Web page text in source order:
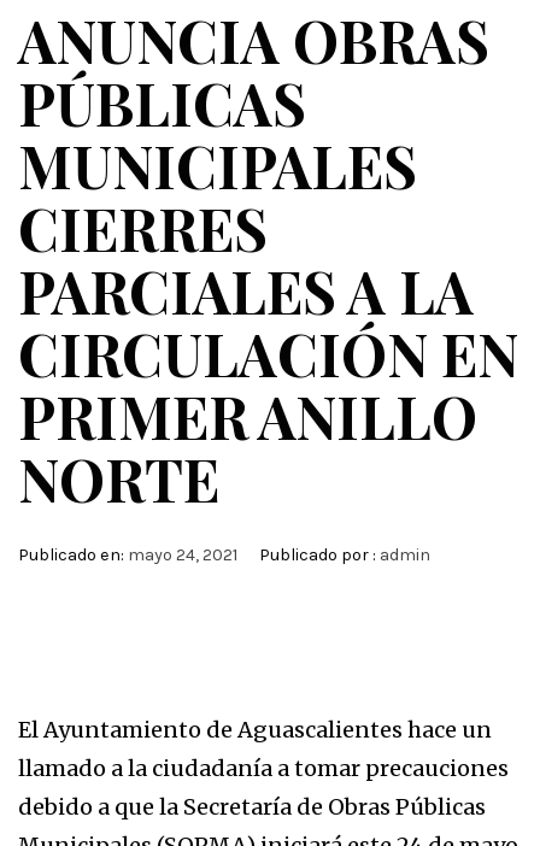
ANUNCIA OBRAS
PÚBLICAS
MUNICIPALES
CIERRES
PARCIALES A LA
CIRCULACIÓN EN
PRIMER ANILLO
NORTE
Publicado en: mayo 24, 2021 Publicado por : admin
El Ayuntamiento de Aguascalientes hace un
llamado a la ciudadanía a tomar precauciones
debido a que la Secretaría de Obras Públicas